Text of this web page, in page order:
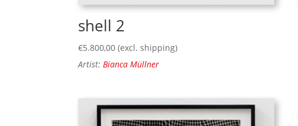
shell 2
€5.800,00 (excl. shipping)
Artist: Bianca Müllner